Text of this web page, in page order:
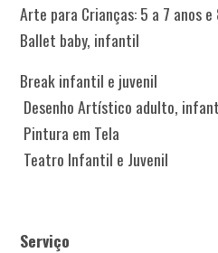
Arte para Crianças: 5 a 7 anos e
Ballet baby, infantil
Break infantil e juvenil
Desenho Artístico adulto,
Pintura em Tela
Teatro Infantil e Juvenil
Serviço